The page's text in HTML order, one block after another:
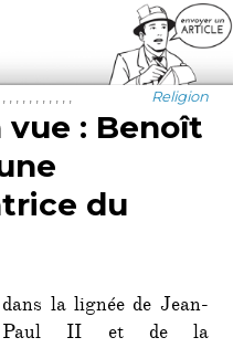
Catégories
Religion
vue : Benoît
du
dans la lignée de Jean-
Paul II et de la